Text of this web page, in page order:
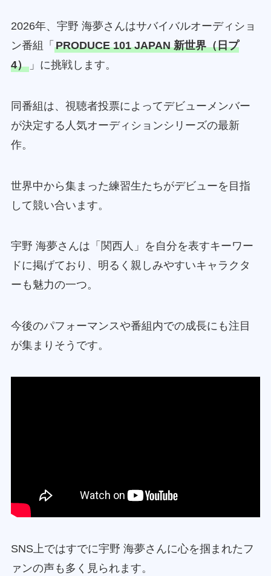
2026年、宇野 海夢さんはサバイバルオーディショ
ン番組「 PRODUCE 101 JAPAN 新世界（日プ
4）」に挑戦します。
同番組は、視聴者投票によってデビューメンバー
が決定する人気オーディションシリーズの最新
作。
世界中から集まった練習生たちがデビューを目指
して競い合います。
宇野 海夢さんは「関西人」を自分を表すキーワー
ドに掲げており、明るく親しみやすいキャラクタ
ーも魅力の一つ。
今後のパフォーマンスや番組内での成長にも注目
が集まりそうです。
SNS上ではすでに宇野 海夢さんに心を掴まれたフ
ァンの声も多く見られます。